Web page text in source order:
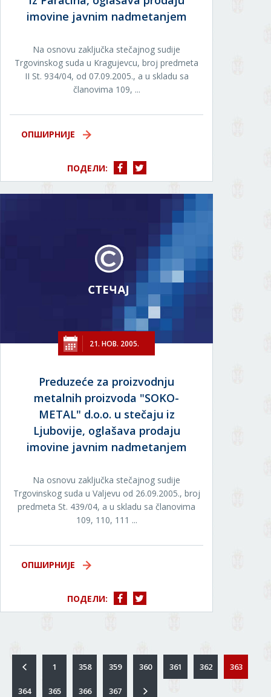
imovine javnim nadmetanjem
Na osnovu zaključka stečajnog sudije
Trgovinskog suda u Kragujevcu, broj predmeta
II St. 934/04, od 07.09.2005., a u skladu sa
članovima 109, ...
ОПШИРНИЈЕ
ПОДЕЛИ:
21. НОВ. 2005.
Preduzeće za proizvodnju
metalnih proizvoda "SOKO-
METAL" d.o.o. u stečaju iz
Ljubovije, oglašava prodaju
imovine javnim nadmetanjem
Na osnovu zaključka stečajnog sudije
Trgovinskog suda u Valjevu od 26.09.2005., broj
predmeta St. 439/04, a u skladu sa članovima
109, 110, 111 ...
ОПШИРНИЈЕ
ПОДЕЛИ:
1 358 359 360 361 362 363
364 365 366 367